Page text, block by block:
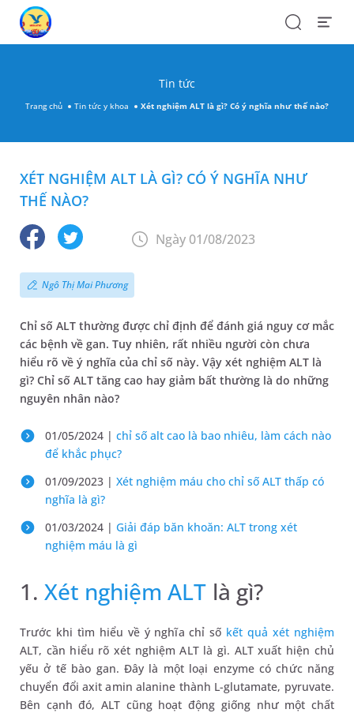
SearchOpen
Tin tức
Trang chủ Tin tức y khoa Xét nghiệm ALT là gì? Có ý nghĩa như thế nào?
XÉT NGHIỆM ALT LÀ GÌ? CÓ Ý NGHĨA NHƯ
THẾ NÀO?
Ngày 01/08/2023
Ngô Thị Mai Phương
Chỉ số ALT thường được chỉ định để đánh giá nguy cơ mắc
các bệnh về gan. Tuy nhiên, rất nhiều người còn chưa
hiểu rõ về ý nghĩa của chỉ số này. Vậy xét nghiệm ALT là
gì? Chỉ số ALT tăng cao hay giảm bất thường là do những
nguyên nhân nào?
01/05/2024 | chỉ số alt cao là bao nhiêu, làm cách nào
để khắc phục?
01/09/2023 | Xét nghiệm máu cho chỉ số ALT thấp có
nghĩa là gì?
01/03/2024 | Giải đáp băn khoăn: ALT trong xét
nghiệm máu là gì
1.Xét nghiệm ALT là gì?
Trước khi tìm hiểu về ý nghĩa chỉ số kết quả xét nghiệm
ALT, cần hiểu rõ xét nghiệm ALT là gì. ALT xuất hiện chủ
yếu ở tế bào gan. Đây là một loại enzyme có chức năng
chuyển đổi axit amin alanine thành L-glutamate, pyruvate.
Bên cạnh đó, ALT cũng hoạt động giống như một chất